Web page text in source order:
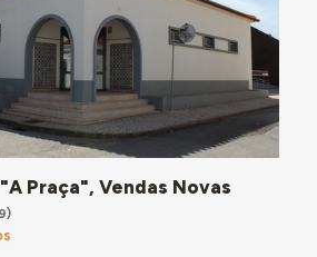
Praça", Vendas Novas